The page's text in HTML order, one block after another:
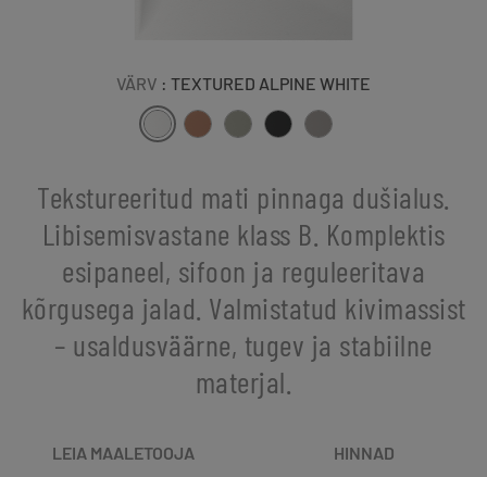
VÄRV : TEXTURED ALPINE WHITE
Tekstureeritud mati pinnaga dušialus.
Libisemisvastane klass B. Komplektis
esipaneel, sifoon ja reguleeritava
kõrgusega jalad. Valmistatud kivimassist
– usaldusväärne, tugev ja stabiilne
materjal.
LEIA MAALETOOJA HINNAD